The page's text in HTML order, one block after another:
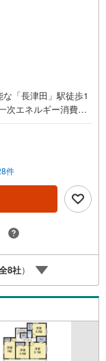
「長津田」駅徒歩1
次エネルギー消費量
3分圏内* * * * 住ま
で42周年を迎える
成!!☆当日のご見学
駅徒歩1分！☆ご予
日土地建物グループ
地域No.1を目指して
・頭金無くても平
ちしております!!
件
8社）